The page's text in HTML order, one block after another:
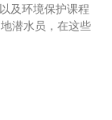
及环境保护课程
潜水员，在这些